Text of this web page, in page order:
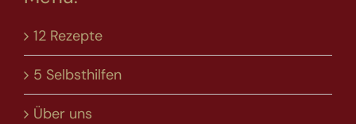
12 Rezepte
5 Selbsthilfen
Über uns